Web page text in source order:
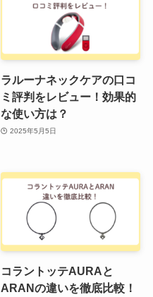
ラルーナネックケアの口コ
ミ評判をレビュー！効果的
な使い方は？
2025年5月5日
コラントッテAURAと
ARANの違いを徹底比較！